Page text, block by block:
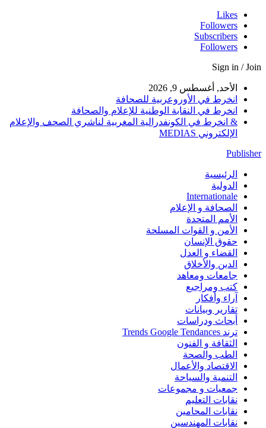
Likes
Followers
Subscribers
Followers
Sign in / Join
الأحد, أغسطس 9, 2026
انخرط في الأوروعربية للصحافة
انخرط في النقابة الوطنية للإعلام والصحافة
& انخرط في الكونفدرالية المغربية لناشري الصحف والإعلام
الإلكتروني MEDIAS
Publisher
الرئيسية
الدولية
Internationale
الصحافة و الإعلام
الأمم المتحدة
الأمن و القوات المسلحة
حقوق الإنسان
القضاء و العدل
الدين والأخلاق
جامعات ومعاهد
كتب ومراجيع
آراء وأفكار
تقارير وبيانات
أبحاث ودراسات
ترند Trends Google Tendances
الثقافة و الفنون
الطب والصحة
الاقتصاد والأعمال
التنمية والسياحة
جمعيات و مجموعات
نقابات التعليم
نقابات المحامين
نقابات المهندسين